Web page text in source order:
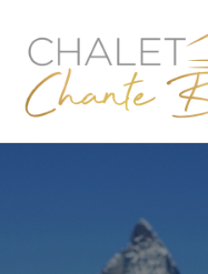
contenu